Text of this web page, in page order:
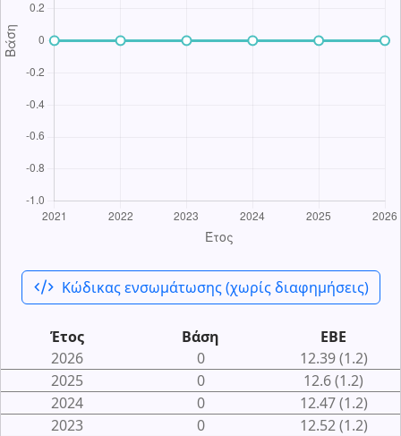
code_xml Κώδικας ενσωμάτωσης (χωρίς διαφημήσεις)
Έτος Βάση
ΕΒΕ
2026
0
12.39 (1.2)
2025
0
12.6 (1.2)
2024
0
12.47 (1.2)
2023
0
12.52 (1.2)